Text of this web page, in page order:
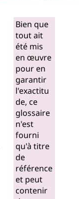
Bien que
tout ait
été mis
en œuvre
pour en
garantir
l'exactitu
de, ce
glossaire
n'est
fourni
qu'à titre
de
référence
et peut
contenir